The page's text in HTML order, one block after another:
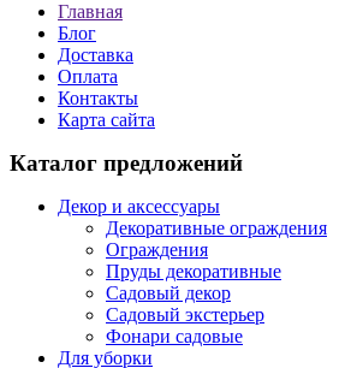
Главная
Блог
Доставка
Оплата
Контакты
Карта сайта
Каталог предложений
Декор и аксессуары
Декоративные ограждения
Ограждения
Пруды декоративные
Садовый декор
Садовый экстерьер
Фонари садовые
Для уборки